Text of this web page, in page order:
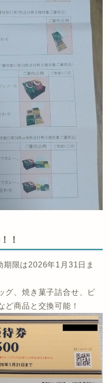
！
限は2026年1月31日ま
グ、焼き菓子詰合せ、ビ
ど商品と交換可能！